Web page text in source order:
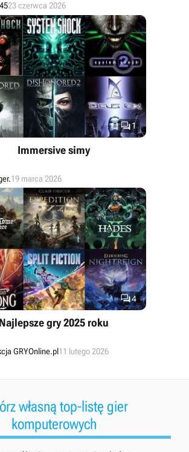
23 czerwca 2026
1
Immersive simy
19 marca 2026
4
Najlepsze gry 2025 roku
GRYOnline.pl11 lutego 2026
własną top-listę gier
komputerowych